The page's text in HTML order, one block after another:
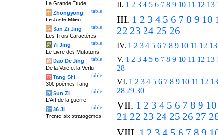
II. 1 2 3 4 5 6 7 8 9 10 11 12 13
III. 1 2 3 4 5 6 7 8 9 10
22 23 24 25 26
IV. 1 2 3 4 5 6 7 8 9 10 11 12 13
V. 1 2 3 4 5 6 7 8 9 10 11 12 13
28
VI. 1 2 3 4 5 6 7 8 9 10 11 12 13
28 29 30
VII. 1 2 3 4 5 6 7 8 9 10
21 22 23 24 25 26 27
VIII. 1 2 3 4 5 6 7 8 9
La Grande Étude
table
中 Zhongyong
Le Juste Milieu
table
字 San Zi Jing
Les Trois Caractères
table
易 Yi Jing
Le Livre des Mutations
table
道 Dao De Jing
De la Voie et la Vertu
table
唐 Tang Shi
300 poèmes Tang
table
兵 Sun Zi
L'Art de la guerre
table
计 36 Ji
Trente-six stratagèmes